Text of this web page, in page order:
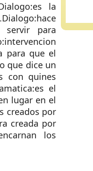
la
servir para
para que el
que dice un
con quines
el
lugar en el
creados por
creada por
los